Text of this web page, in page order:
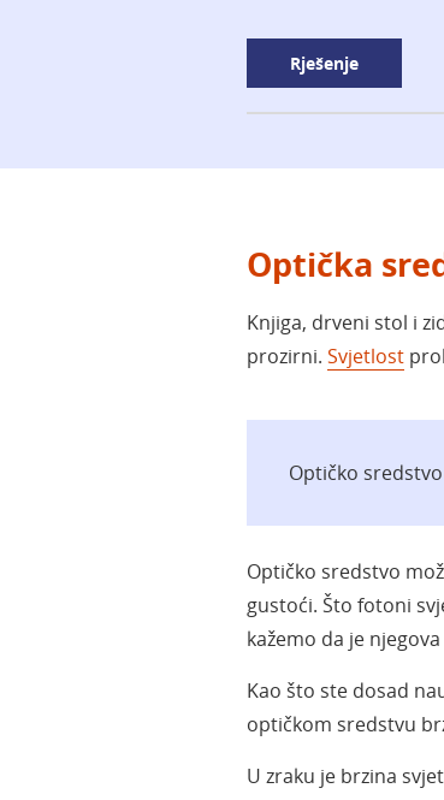
Rješenje
Optička
Knjiga, drveni stol i
prozirni. Svjetlost
Optičko
Optičko sredstvo
gustoći. Što fotoni
kažemo da je
Kao što ste dosad
optičkom sredstvu
U zraku je brzina